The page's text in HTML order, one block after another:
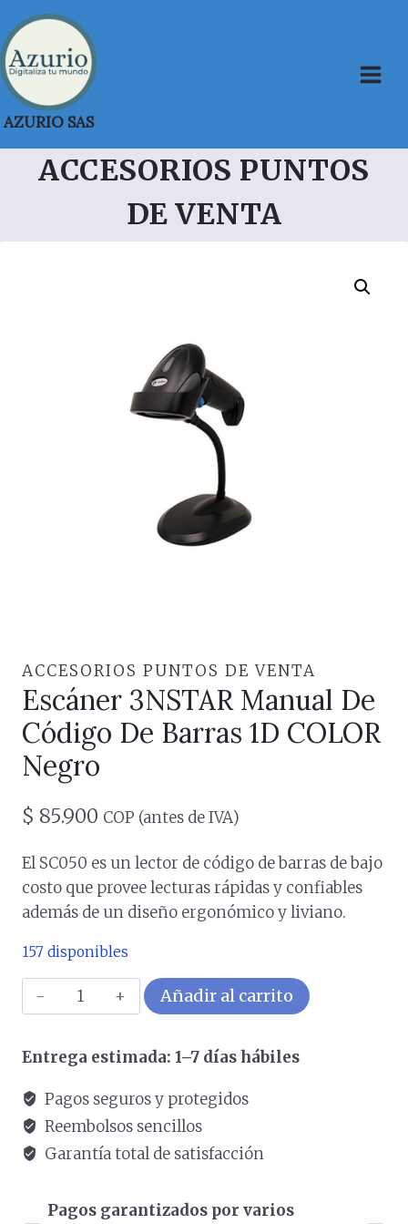
Saltar
al
contenido
AZURIO SAS
ACCESORIOS PUNTOS
DE VENTA
ACCESORIOS PUNTOS DE VENTA
Escáner 3NSTAR Manual De
Código De Barras 1D COLOR
Negro
$ 85.900 COP (antes de IVA)
El SC050 es un lector de código de barras de bajo
costo que provee lecturas rápidas y confiables
además de un diseño ergonómico y liviano.
157 disponibles
Escáner
3NSTAR
De
De
Barras
1D
Negro
Añadir al carrito
Entrega estimada: 1–7 días hábiles
Pagos seguros y protegidos
Reembolsos sencillos
Garantía total de satisfacción
Pagos garantizados por varios